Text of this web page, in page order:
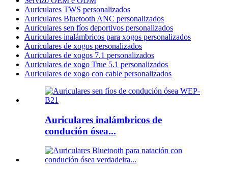
Auriculares TWS personalizados
Auriculares Bluetooth ANC personalizados
Auriculares sen fíos deportivos personalizados
Auriculares inalámbricos para xogos personalizados
Auriculares de xogos personalizados
Auriculares de xogos 7.1 personalizados
Auriculares de xogo True 5.1 personalizados
Auriculares de xogo con cable personalizados
Auriculares inalámbricos de
condución ósea...